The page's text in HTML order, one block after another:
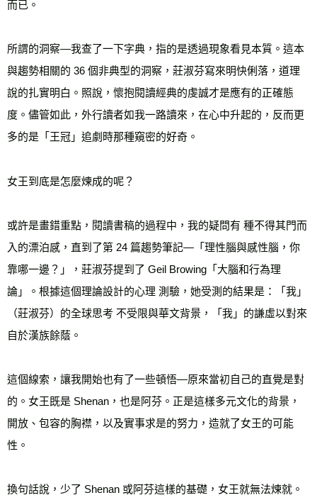
而已。
所謂的洞察—我查了一下字典，指的是透過現象看見本質。這本
與趨勢相關的 36 個非典型的洞察，莊淑芬寫來明快俐落，道理
說的扎實明白。照說，懷抱閱讀經典的虔誠才是應有的正確態
度。儘管如此，外行讀者如我一路讀來，在心中升起的，反而更
多的是「王冠」追劇時那種窺密的好奇。
女王到底是怎麼煉成的呢？
或許是畫錯重點，閱讀書稿的過程中，我的疑問有 種不得其門而
入的漂泊感，直到了第 24 篇趨勢筆記—「理性腦與感性腦，你
靠哪一邊？」，莊淑芬提到了 Geil Browing「大腦和行為理
論」。根據這個理論設計的心理 測驗，她受測的結果是：「我」
（莊淑芬）的全球思考 不受限與華文背景，「我」的謙虛以對來
自於漢族餘蔭。
這個線索，讓我開始也有了一些頓悟—原來當初自己的直覺是對
的。女王既是 Shenan，也是阿芬。正是這樣多元文化的背景，
開放、包容的胸襟，以及實事求是的努力，造就了女王的可能
性。
換句話說，少了 Shenan 或阿芬這樣的基礎，女王就無法煉就。